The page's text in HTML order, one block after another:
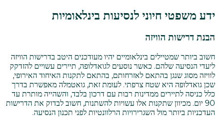
ידע משפטי חיוני לנסיעות בינלאומיות
הבנת דרישות הוויזה
חשוב ביותר שמטיילים בינלאומיים יהיו מעודכנים היטב בדרישות הוויזה
ליעדי הנסיעה שלהם. כאשר נוסעים לגואדלופה, תיירים עשויים להזדקק
לוויזה מסוג שנגן בהתאם לאזרחותם, בהתאם לתקנות האיחוד האירופי,
שכן גואדלופה היא שטח צרפתי. לעומת זאת, גואטמלה מאפשרת בדרך
כלל כניסה לתיירים ממדינות רבות עם דרכון בלבד, והשהייה מותרת עד
90 יום. מכיוון שתקנות אלו עשויות להשתנות, חשוב לבדוק את הדרישות
העדכניות ביותר מול השגרירויות הרלוונטיות לפני תכנון הנסיעה.